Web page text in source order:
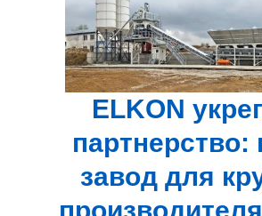
ELKON
партнерство:
завод для